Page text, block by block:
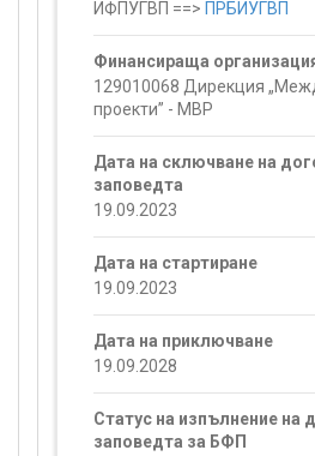
ИФПУГВП ==> ПРБИУГВП
Финансираща
129010068 Дирекция
проекти” - МВР
Дата на сключване на
заповедта
19.09.2023
Дата на стартиране
19.09.2023
Дата на приключване
19.09.2028
Статус на изпълнение на
заповедта за БФП